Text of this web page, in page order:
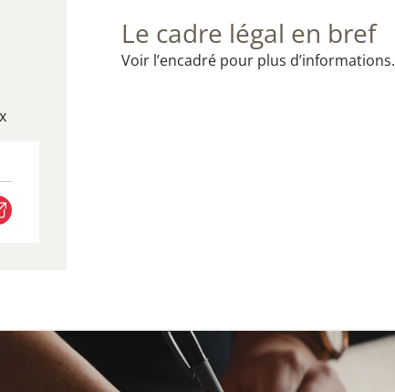
Le cadre légal en bref
Voir l’encadré pour plus d’informations.